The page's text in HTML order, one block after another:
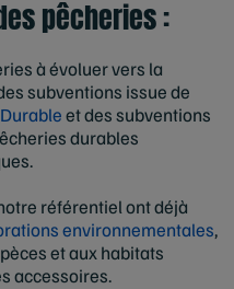
pêcheries :
à évoluer vers la
subventions issue de
et des subventions
durables
référentiel ont déjà
environnementales,
et aux habitats
accessoires.